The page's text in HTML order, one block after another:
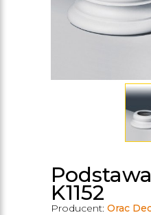
K1152
Producent: Orac